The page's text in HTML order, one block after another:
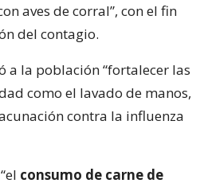
aves de corral”, con el fin
del contagio.
a la población “fortalecer las
como el lavado de manos,
contra la influenza
consumo de carne de